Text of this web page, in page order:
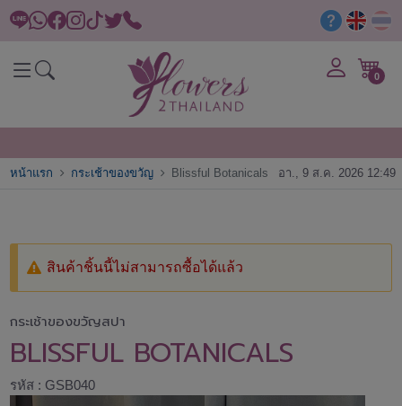
0
หน้าแรก กระเช้าของขวัญ Blissful Botanicals อา., 9 ส.ค. 2026 12:49
สินค้าชิ้นนี้ไม่สามารถซื้อได้แล้ว
กระเช้าของขวัญสปา
BLISSFUL BOTANICALS
รหัส : GSB040